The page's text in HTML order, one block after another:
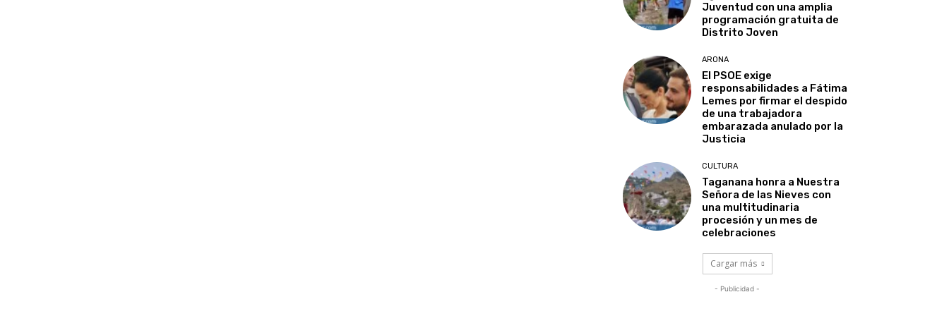
Juventud con una amplia
programación gratuita de
Distrito Joven
ARONA
El PSOE exige
responsabilidades a Fátima
Lemes por firmar el despido
de una trabajadora
embarazada anulado por la
Justicia
CULTURA
Taganana honra a Nuestra
Señora de las Nieves con
una multitudinaria
procesión y un mes de
celebraciones
Cargar más
- Publicidad -